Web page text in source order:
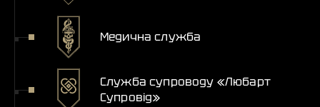
Медична служба
Служба супроводу «Любарт
Супровід»